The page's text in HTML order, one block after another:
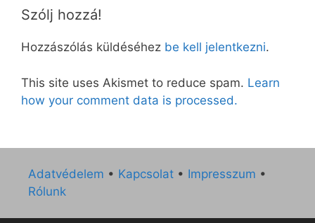
Szólj hozzá!
Hozzászólás küldéséhez be kell jelentkezni.
This site uses Akismet to reduce spam. Learn
how your comment data is processed.
Adatvédelem • Kapcsolat • Impresszum •
Rólunk